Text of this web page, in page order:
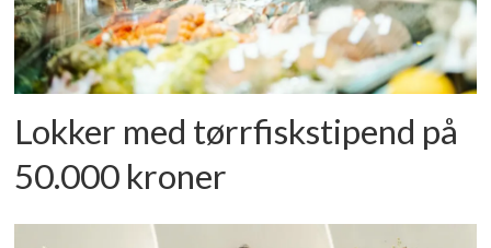
Lokker med tørrfiskstipend på
50.000 kroner